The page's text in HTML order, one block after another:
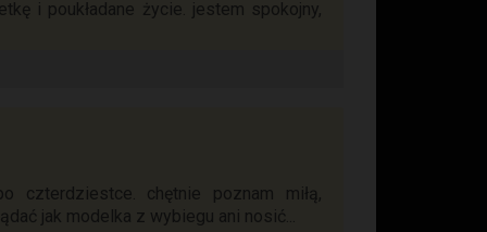
i poukładane życie. jestem spokojny,
czterdziestce. chętnie poznam miłą,
jak modelka z wybiegu ani nosić...